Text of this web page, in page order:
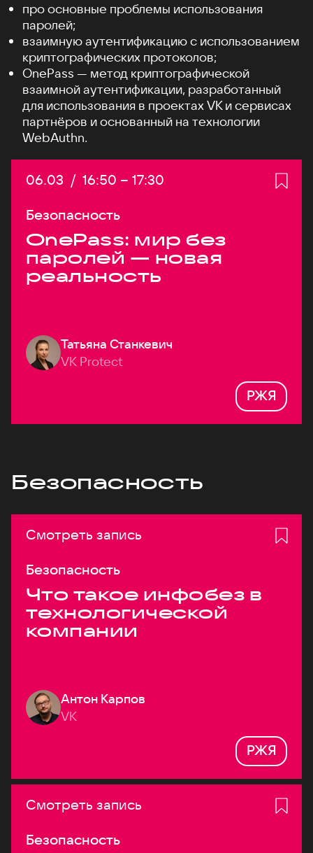
про основные проблемы использования
паролей;
взаимную аутентификацию с использованием
криптографических протоколов;
OnePass — метод криптографической
взаимной аутентификации, разработанный
для использования в проектах VK и сервисах
партнёров и основанный на технологии
WebAuthn.
Дата:
06.03 / Начало:
16:50 – Конец:
17:30
Безопасность
OnePass: мир без
паролей — новая
реальность
Татьяна Станкевич
VK Protect
РЖЯ
Безопасность
Смотреть запись
Безопасность
Что такое инфобез в
технологической
компании
Антон Карпов
VK
РЖЯ
Смотреть запись
Безопасность